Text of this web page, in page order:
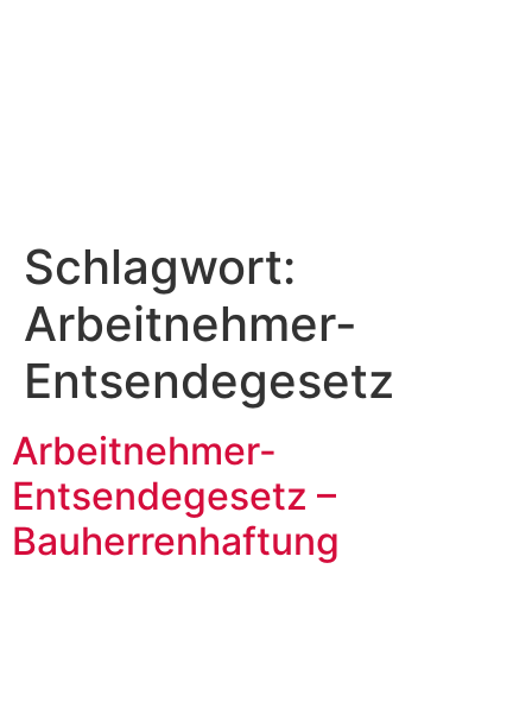
Schlagwort:
Arbeitnehmer-
Entsendegesetz
Arbeitnehmer-
Entsendegesetz –
Bauherrenhaftung